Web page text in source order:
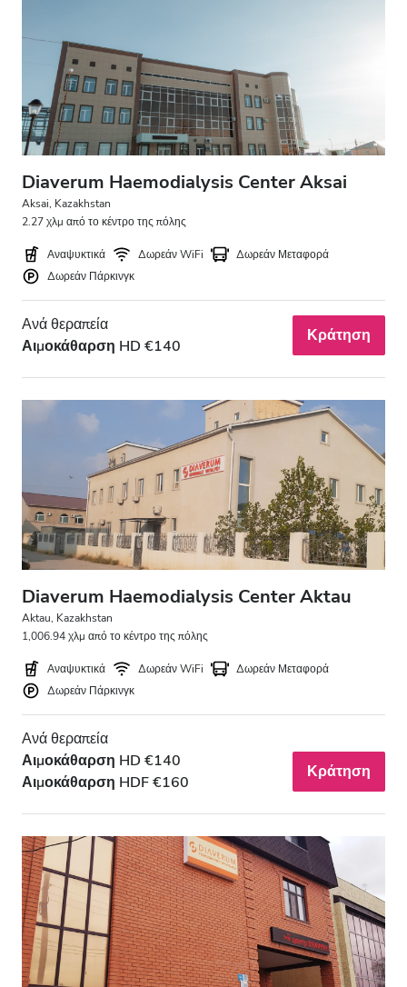
Diaverum Haemodialysis Center Aksai
Aksai, Kazakhstan
2.27 χλμ από το κέντρο της πόλης
Αναψυκτικά Δωρεάν WiFi
Δωρεάν Μεταφορά
Δωρεάν Πάρκινγκ
Ανά θεραπεία
Αιμοκάθαρση HD €140
Κράτηση
Diaverum Haemodialysis Center Aktau
Aktau, Kazakhstan
1,006.94 χλμ από το κέντρο της πόλης
Αναψυκτικά Δωρεάν WiFi
Δωρεάν Μεταφορά
Δωρεάν Πάρκινγκ
Ανά θεραπεία
Αιμοκάθαρση HD €140
Αιμοκάθαρση HDF €160
Κράτηση